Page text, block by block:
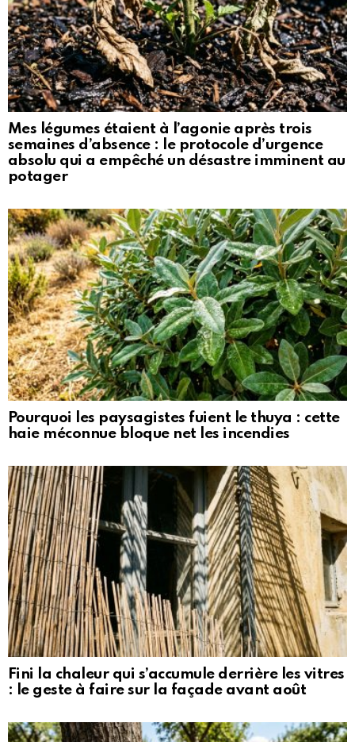
Mes légumes étaient à l’agonie après trois
semaines d’absence : le protocole d’urgence
absolu qui a empêché un désastre imminent au
potager
Pourquoi les paysagistes fuient le thuya : cette
haie méconnue bloque net les incendies
Fini la chaleur qui s’accumule derrière les vitres
: le geste à faire sur la façade avant août